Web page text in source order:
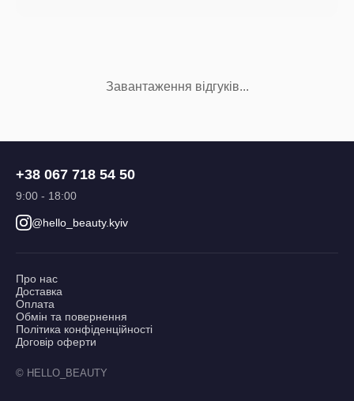
Завантаження відгуків...
+38 067 718 54 50
9:00 - 18:00
@hello_beauty.kyiv
Про нас
Доставка
Оплата
Обмін та повернення
Політика конфіденційності
Договір оферти
© HELLO_BEAUTY